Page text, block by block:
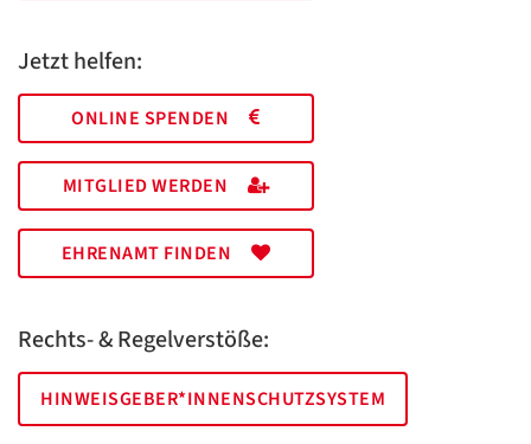
Jetzt helfen:
ONLINE SPENDEN
MITGLIED WERDEN
EHRENAMT FINDEN
Rechts- & Regelverstöße:
HINWEISGEBER*INNENSCHUTZSYSTEM